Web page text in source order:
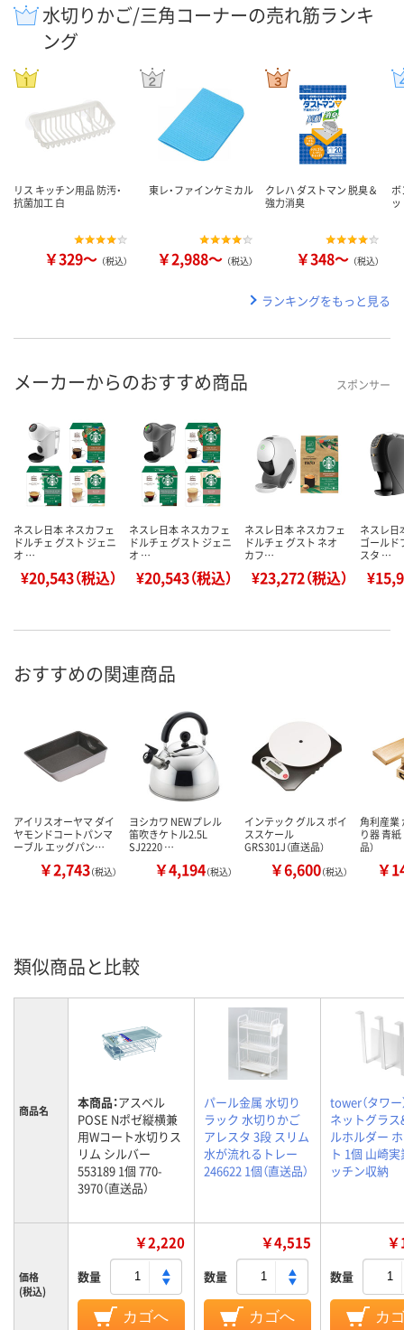
水切りかご/三角コーナーの売れ筋ランキ
ング
リス キッチン用品 防汚・
抗菌加工 白
￥329～ （税込）
東レ・ファインケミカル
￥2,988～ （税込）
クレハ ダストマン 脱臭＆
強力消臭
￥348～ （税込）
ボ
ランキングをもっと見る
メーカーからのおすすめ商品 スポンサー
ネスレ日本 ネスカフェ
ドルチェ グスト ジェニ
オ …
¥20,543（税込）
ネスレ日本 ネスカフェ
ドルチェ グスト ジェニ
オ …
¥20,543（税込）
ネスレ日本 ネスカフェ
ドルチェ グスト ネオ
カフ…
¥23,272（税込）
ネスレ日
ゴールド
スタ …
おすすめの関連商品
アイリスオーヤマ ダイ
ヤモンドコートパンマ
ーブル エッグパン…
￥2,743（税込）
ヨシカワ NEWプレル
笛吹きケトル2.5L
SJ2220 …
￥4,194（税込）
インテック グルス ボイ
ススケール
GRS301J（直送品）
￥6,600（税込）
角利産業
り器 青紙
品）
￥
類似商品と比較
商品名 本商品：アスベル
POSE Nポゼ縦横兼
用Wコート水切りス
リム シルバー
553189 1個 770-
3970（直送品）
パール金属 水切り
ラック 水切りかご
アレスタ 3段 スリム
水が流れるトレー
246622 1個（直送品）
tower（タワー
ネットグラ
ルホルダー
ト 1個 山崎
ッチン収納
価格
(税込)
￥2,220
数量
カゴへ
￥4,515
数量
カゴへ
数量
カ